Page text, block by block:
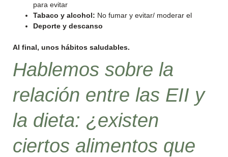
para evitar
Tabaco y alcohol: No fumar y evitar/ moderar el
Deporte y descanso
Al final, unos hábitos saludables.
Hablemos sobre la
relación entre las EII y
la dieta: ¿existen
ciertos alimentos que